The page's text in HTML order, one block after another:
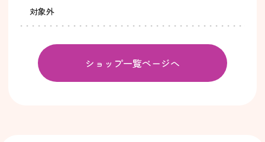
対象外
ショップ一覧ページへ